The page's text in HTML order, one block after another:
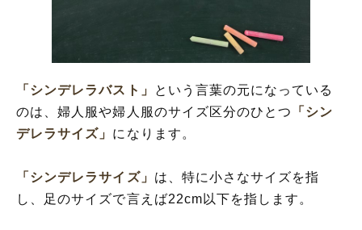
「シンデレラバスト」
という言葉の元になっている
のは、婦人服や婦人服のサイズ区分のひとつ
「シン
デレラサイズ」 になります。
「シンデレラサイズ」 は、特に小さなサイズを指
し、足のサイズで言えば22cm以下を指します。